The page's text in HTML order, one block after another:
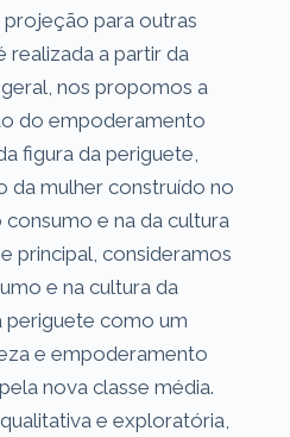
para outras
realizada a partir da
nos propomos a
do empoderamento
figura da periguete,
da mulher construído no
e na da cultura
principal, consideramos
e na cultura da
periguete como um
e empoderamento
nova classe média.
e exploratória,